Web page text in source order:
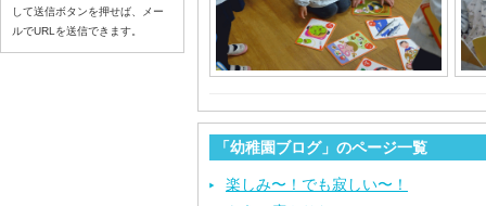
「幼稚園ブログ」のページ一覧
楽しみ〜！でも寂しい〜！
して送信ボタンを押せば、メー
ルでURLを送信できます。